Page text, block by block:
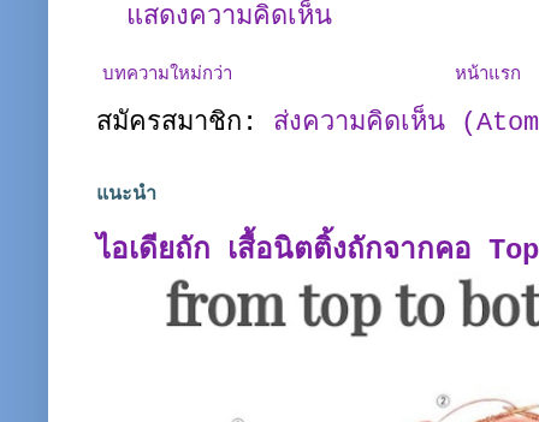
แสดงความคิดเห็น
บทความใหม่กว่า หน้าแรก
สมัครสมาชิก: ส่งความคิดเห็น
แนะนำ
ไอเดียถัก เสื้อนิตติ้งถักจากคอ